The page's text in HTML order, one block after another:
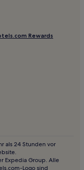
Rewards
als 24 Stunden vor
Expedia Group. Alle
Logo sind